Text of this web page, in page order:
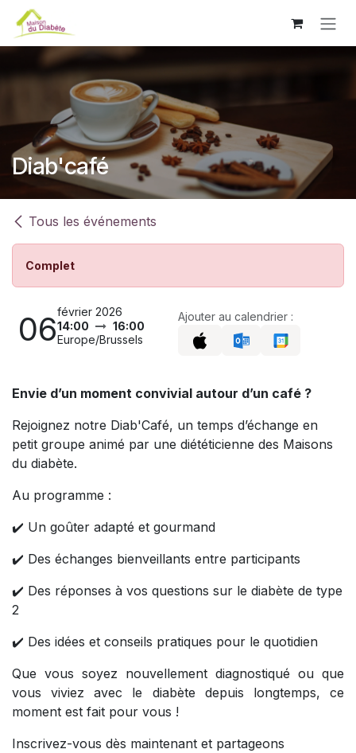
Se rendre au contenu
Diab'café
Tous les événements
Complet
06février 2026
14:00
16:00
Europe/Brussels
Ajouter au calendrier :
Envie d’un moment convivial autour d’un café ?
Rejoignez notre Diab'Café, un temps d’échange en
petit groupe animé par une diététicienne des Maisons
du diabète.
Au programme :
✔️ Un goûter adapté et gourmand
✔️ Des échanges bienveillants entre participants
✔️ Des réponses à vos questions sur le diabète de type
2
✔️ Des idées et conseils pratiques pour le quotidien
Que vous soyez nouvellement diagnostiqué ou que
vous viviez avec le diabète depuis longtemps, ce
moment est fait pour vous !
Inscrivez-vous dès maintenant et partageons